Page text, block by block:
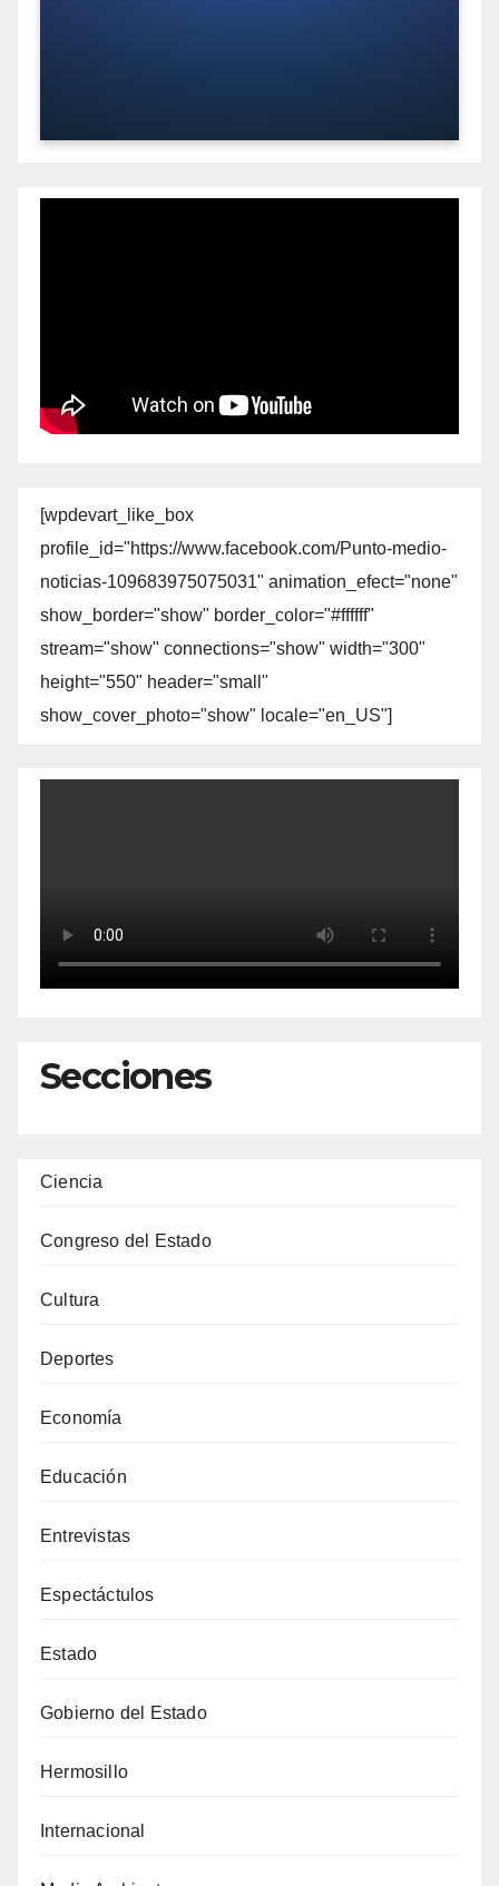
[wpdevart_like_box
profile_id="https://www.facebook.com/Punto-medio-
noticias-109683975075031" animation_efect="none"
show_border="show" border_color="#ffffff"
stream="show" connections="show" width="300"
height="550" header="small"
show_cover_photo="show" locale="en_US"]
Secciones
Ciencia
Congreso del Estado
Cultura
Deportes
Economía
Educación
Entrevistas
Espectáctulos
Estado
Gobierno del Estado
Hermosillo
Internacional